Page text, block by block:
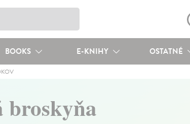
BOOKS E-KNIHY OSTATNÉ
broskyňa